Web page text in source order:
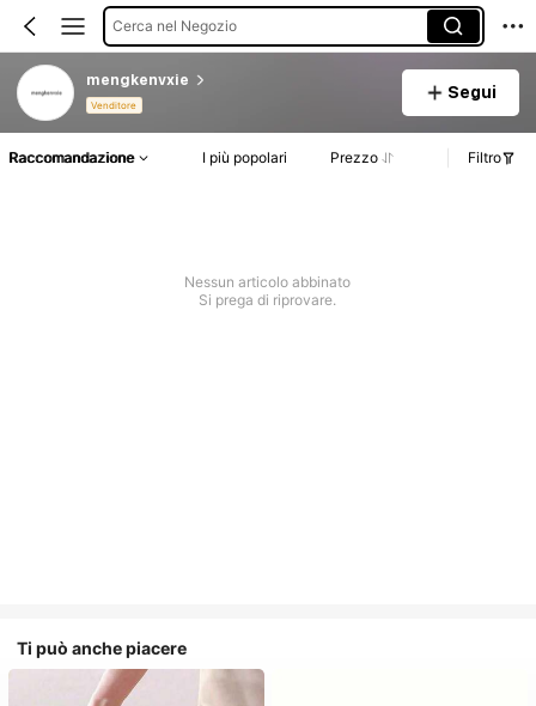
Cerca nel Negozio
mengkenvxie
Venditore
Segui
Raccomandazione I più popolari Prezzo Filtro
Nessun articolo abbinato
Si prega di riprovare.
Ti può anche piacere